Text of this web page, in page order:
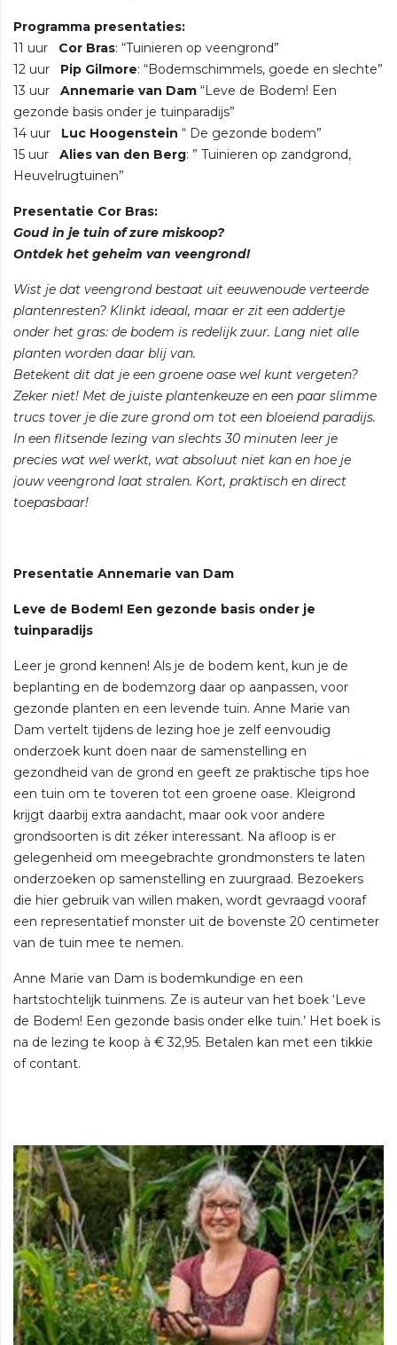
Programma presentaties:
11 uur Cor Bras: “Tuinieren op veengrond”
12 uur Pip Gilmore: “Bodemschimmels, goede en slechte”
13 uur Annemarie van Dam “Leve de Bodem! Een
gezonde basis onder je tuinparadijs”
14 uur Luc Hoogenstein “ De gezonde bodem”
15 uur Alies van den Berg: ” Tuinieren op zandgrond,
Heuvelrugtuinen”
Presentatie Cor Bras:
Goud in je tuin of zure miskoop?
Ontdek het geheim van veengrond!
Wist je dat veengrond bestaat uit eeuwenoude verteerde
plantenresten? Klinkt ideaal, maar er zit een addertje
onder het gras: de bodem is redelijk zuur. Lang niet alle
planten worden daar blij van.
Betekent dit dat je een groene oase wel kunt vergeten?
Zeker niet! Met de juiste plantenkeuze en een paar slimme
trucs tover je die zure grond om tot een bloeiend paradijs.
In een flitsende lezing van slechts 30 minuten leer je
precies wat wel werkt, wat absoluut niet kan en hoe je
jouw veengrond laat stralen. Kort, praktisch en direct
toepasbaar!
Presentatie Annemarie van Dam
Leve de Bodem! Een gezonde basis onder je
tuinparadijs
Leer je grond kennen! Als je de bodem kent, kun je de
beplanting en de bodemzorg daar op aanpassen, voor
gezonde planten en een levende tuin. Anne Marie van
Dam vertelt tijdens de lezing hoe je zelf eenvoudig
onderzoek kunt doen naar de samenstelling en
gezondheid van de grond en geeft ze praktische tips hoe
een tuin om te toveren tot een groene oase. Kleigrond
krijgt daarbij extra aandacht, maar ook voor andere
grondsoorten is dit zéker interessant. Na afloop is er
gelegenheid om meegebrachte grondmonsters te laten
onderzoeken op samenstelling en zuurgraad. Bezoekers
die hier gebruik van willen maken, wordt gevraagd vooraf
een representatief monster uit de bovenste 20 centimeter
van de tuin mee te nemen.
Anne Marie van Dam is bodemkundige en een
hartstochtelijk tuinmens. Ze is auteur van het boek ‘Leve
de Bodem! Een gezonde basis onder elke tuin.’ Het boek is
na de lezing te koop à € 32,95. Betalen kan met een tikkie
of contant.